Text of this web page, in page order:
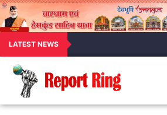
LATEST NEWS